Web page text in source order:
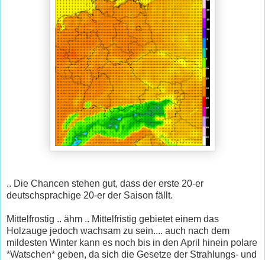
.. Die Chancen stehen gut, dass der erste 20-er
deutschsprachige 20-er der Saison fällt.
Mittelfrostig .. ähm .. Mittelfristig gebietet einem das
Holzauge jedoch wachsam zu sein.... auch nach dem
mildesten Winter kann es noch bis in den April hinein polare
*Watschen* geben, da sich die Gesetze der Strahlungs- und